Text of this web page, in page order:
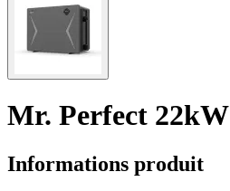
Mr. Perfect 22kW
Informations produit